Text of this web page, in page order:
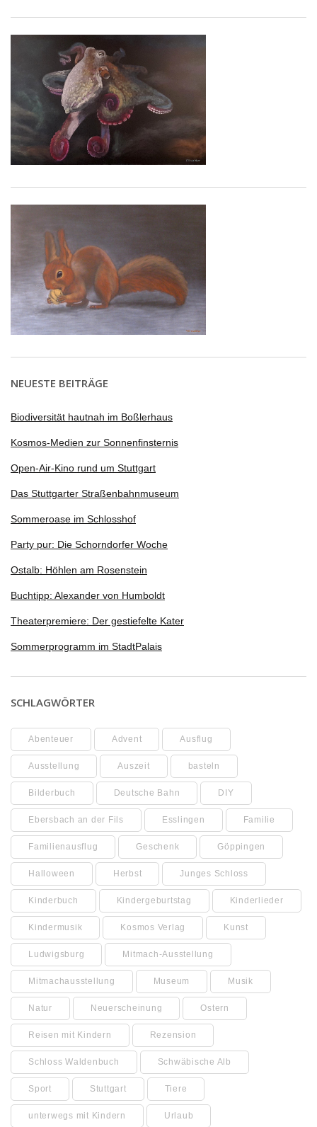
NEUESTE BEITRÄGE
Biodiversität hautnah im Boßlerhaus
Kosmos-Medien zur Sonnenfinsternis
Open-Air-Kino rund um Stuttgart
Das Stuttgarter Straßenbahnmuseum
Sommeroase im Schlosshof
Party pur: Die Schorndorfer Woche
Ostalb: Höhlen am Rosenstein
Buchtipp: Alexander von Humboldt
Theaterpremiere: Der gestiefelte Kater
Sommerprogramm im StadtPalais
SCHLAGWÖRTER
Abenteuer Advent Ausflug
Ausstellung Auszeit basteln
Bilderbuch Deutsche Bahn DIY
Ebersbach an der Fils Esslingen Familie
Familienausflug Geschenk Göppingen
Halloween Herbst Junges Schloss
Kinderbuch Kindergeburtstag Kinderlieder
Kindermusik Kosmos Verlag Kunst
Ludwigsburg Mitmach-Ausstellung
Mitmachausstellung Museum Musik
Natur Neuerscheinung Ostern
Reisen mit Kindern Rezension
Schloss Waldenbuch Schwäbische Alb
Sport Stuttgart Tiere
unterwegs mit Kindern Urlaub